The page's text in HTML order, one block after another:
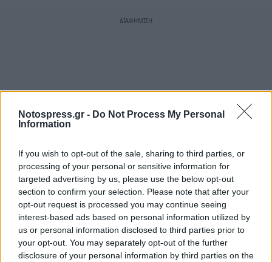
Notospress.gr - Do Not Process My Personal
Information
If you wish to opt-out of the sale, sharing to third parties, or
processing of your personal or sensitive information for
targeted advertising by us, please use the below opt-out
section to confirm your selection. Please note that after your
opt-out request is processed you may continue seeing
interest-based ads based on personal information utilized by
us or personal information disclosed to third parties prior to
your opt-out. You may separately opt-out of the further
disclosure of your personal information by third parties on the